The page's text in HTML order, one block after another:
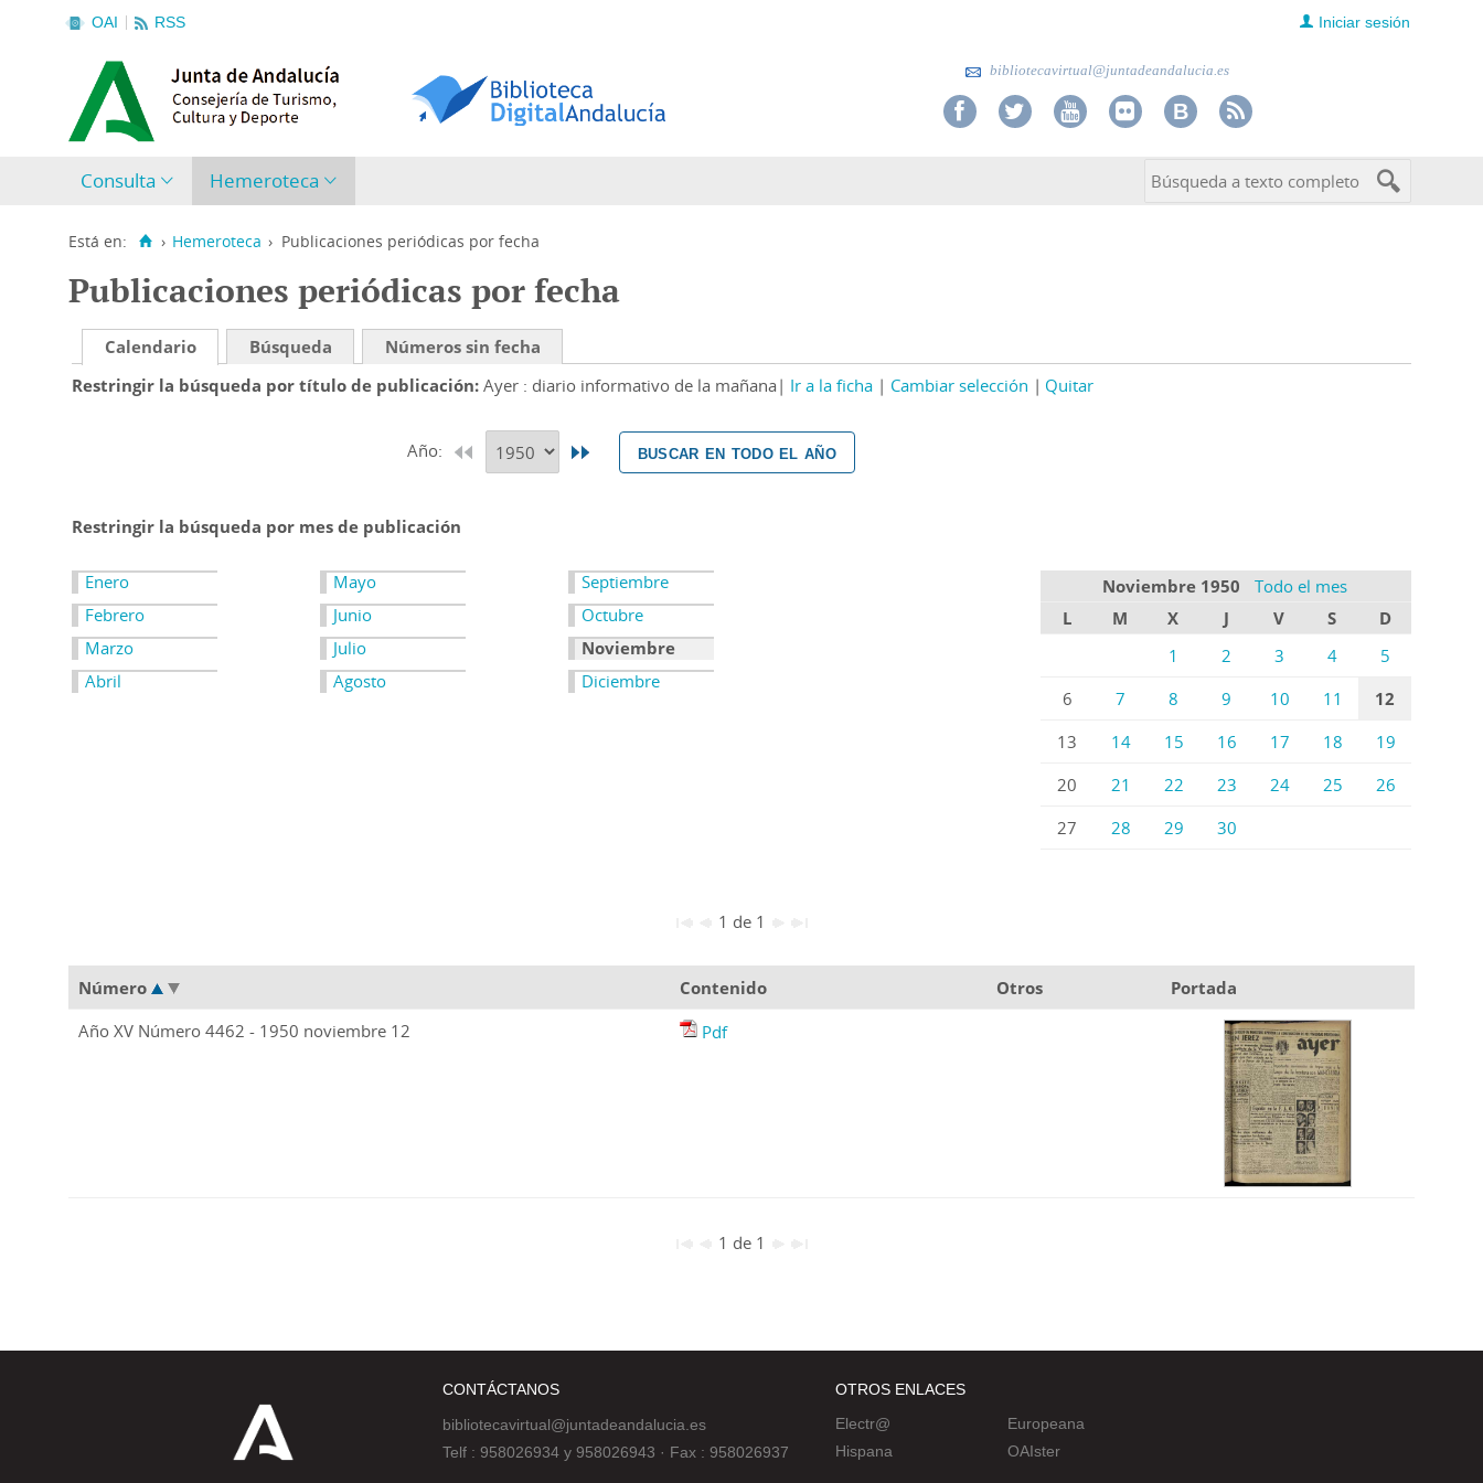
OAI RSS Iniciar sesión
bibliotecavirtual@juntadeandalucia.es
Consulta Hemeroteca
Está en: › Hemeroteca › Publicaciones periódicas por fecha
Publicaciones periódicas por fecha
Calendario Búsqueda
Números sin fecha
Restringir la búsqueda por título de publicación Ayer : diario informativo de la mañana Ir a la ficha Cambiar selección Quitar
Año: buscar en todo el año
Restringir la búsqueda por mes de publicación
Enero
Febrero
Marzo
Abril
Mayo
Junio
Julio
Agosto
Septiembre
Octubre
Noviembre
Diciembre
Noviembre 1950
Todo el mes
L
M X J V S
D
1
2 3 4
5
6
7 8 9 10 11
12
13
14 15 16 17 18
19
20
21 22 23 24 25
26
27
28 29 30
1 de 1
Número Contenido Otros
Portada
Año XV Número 4462 - 1950 noviembre 12
Pdf
1 de 1
CONTÁCTANOS
bibliotecavirtual@juntadeandalucia.es
Telf : 958026934 y 958026943 · Fax : 958026937
OTROS ENLACES
Electr@
Hispana
Europeana
OAIster